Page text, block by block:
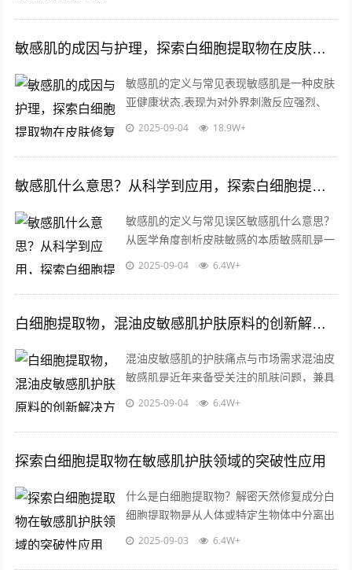
境...
敏感肌的成因与护理，探索白细胞提取物在皮肤修复中的关键作用
敏感肌的定义与常见表现敏感肌是一种皮肤
亚健康状态,表现为对外界刺激反应强烈、
耐受性差的特点，与普通肌肤相比，敏感肌
2025-09-04 18.9W+
敏感肌什么意思？从科学到应用，探索白细胞提取物的护肤革命
敏感肌的定义与常见误区敏感肌什么意思？
从医学角度剖析皮肤敏感的本质敏感肌是一
种皮肤屏障功能受损、对外界刺激反应过度
2025-09-04 6.4W+
白细胞提取物，混油皮敏感肌护肤原料的创新解决方案
混油皮敏感肌的护肤痛点与市场需求混油皮
敏感肌是近年来备受关注的肌肤问题，兼具
油性肌肤的油脂分泌旺盛与敏感肌的屏障脆
2025-09-04 6.4W+
探索白细胞提取物在敏感肌护肤领域的突破性应用
什么是白细胞提取物？解密天然修复成分白
细胞提取物是从人体或特定生物体中分离出
的功能性成分,其核心价值来源于白细胞天
2025-09-03 6.4W+